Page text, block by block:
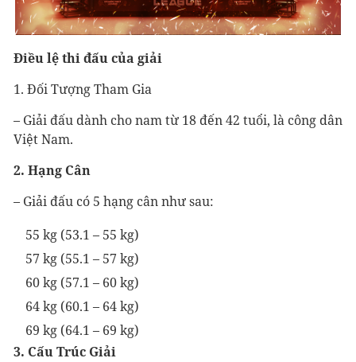
Điều lệ thi đấu của giải
1. Đối Tượng Tham Gia
– Giải đấu dành cho nam từ 18 đến 42 tuổi, là công dân
Việt Nam.
2. Hạng Cân
– Giải đấu có 5 hạng cân như sau:
55 kg (53.1 – 55 kg)
57 kg (55.1 – 57 kg)
60 kg (57.1 – 60 kg)
64 kg (60.1 – 64 kg)
69 kg (64.1 – 69 kg)
3. Cấu Trúc Giải